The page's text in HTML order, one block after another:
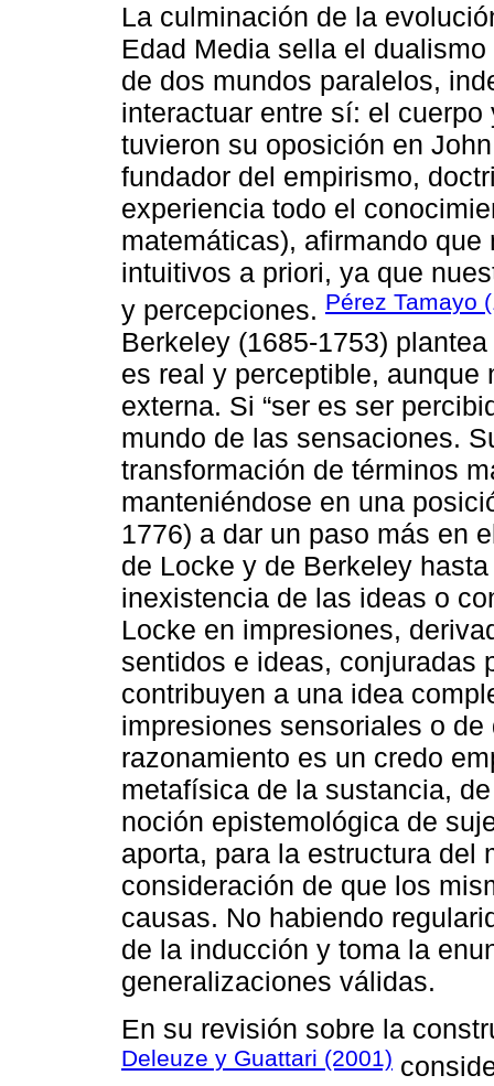
La culminación de la
Edad Media sella el
de dos mundos paralelos,
interactuar entre sí: el
tuvieron su oposición en
fundador del empirismo,
experiencia todo el
matemáticas), afirmando
intuitivos a priori, ya que
y percepciones. Pérez Tamayo
Berkeley (1685-1753)
es real y perceptible,
externa. Si “ser es ser
mundo de las sensaciones.
transformación de términos
manteniéndose en una
1776) a dar un paso más en
de Locke y de Berkeley
inexistencia de las ideas o
Locke en impresiones,
sentidos e ideas, conjuradas
contribuyen a una idea
impresiones sensoriales o
razonamiento es un credo
metafísica de la sustancia,
noción epistemológica de
aporta, para la estructura del
consideración de que los
causas. No habiendo
de la inducción y toma la
generalizaciones válidas.
En su revisión sobre la
Deleuze y Guattari (2001)